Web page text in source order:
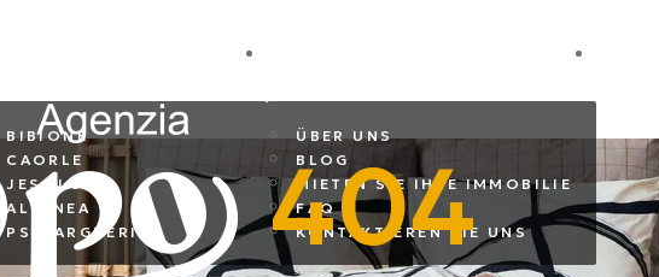
BIBIONE
CAORLE
JESOLO
ALTANEA
PS MARGHERITA
ÜBER UNS
BLOG
MIETEN SIE IHRE IMMOBILIE
FAQ
KONTAKTIEREN SIE UNS
404